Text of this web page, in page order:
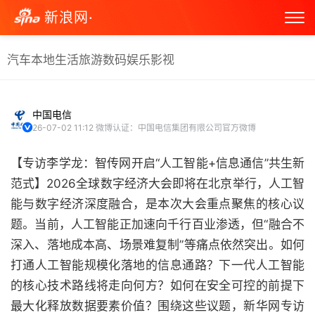
新浪网·
汽车本地生活旅游数码娱乐影视
中国电信
26-07-02 11:12 微博认证：中国电信集团有限公司官方微博
【专访李学龙：智传网开启“人工智能+信息通信”共生新
范式】2026全球数字经济大会即将在北京举行，人工智
能与数字经济深度融合，是本次大会重点聚焦的核心议
题。当前，人工智能正加速向千行百业渗透，但“融合不
深入、落地成本高、场景难复制”等痛点依然突出。如何
打通人工智能规模化落地的信息通路？下一代人工智能
的核心技术路线将走向何方？如何在安全可控的前提下
最大化释放数据要素价值？围绕这些议题，新华网专访